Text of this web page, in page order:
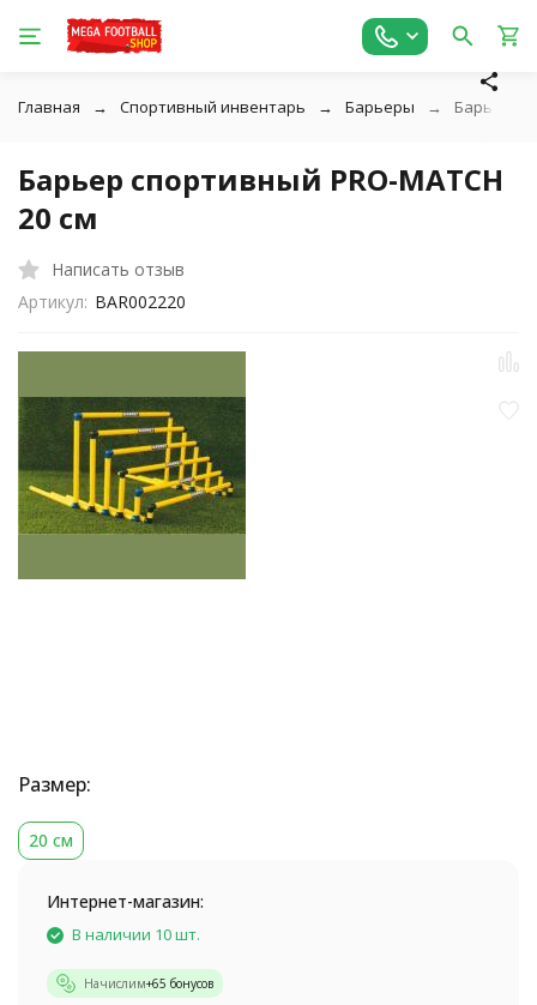
Главная Спортивный инвентарь Барьеры Барьер
Барьер спортивный PRO-MATCH
20 см
Написать отзыв
Артикул: BAR002220
Размер:
20 см
Интернет-магазин:
В наличии 10 шт.
Начислим+65 бонусов